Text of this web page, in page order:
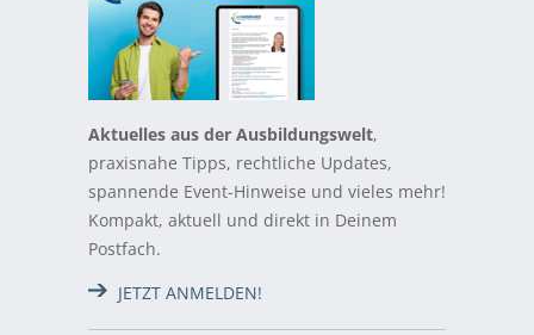
Aktuelles aus der Ausbildungswelt,
praxisnahe Tipps, rechtliche Updates,
spannende Event-Hinweise und vieles mehr!
Kompakt, aktuell und direkt in Deinem
Postfach.
JETZT ANMELDEN!